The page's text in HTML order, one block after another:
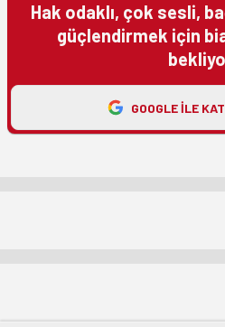
Hak odaklı, çok sesli,
güçlendirmek için
GOOGLE ILE